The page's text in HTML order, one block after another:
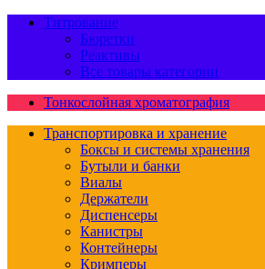
Титрование
Бюретки
Реактивы
Все товары категории
Тонкослойная хроматография
Транспортировка и хранение
Боксы и системы хранения
Бутыли и банки
Виалы
Держатели
Диспенсеры
Канистры
Контейнеры
Кримперы